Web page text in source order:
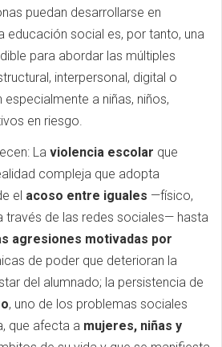
puedan desarrollarse en
educación social es, por tanto, una
para abordar las múltiples
interpersonal, digital o
a niñas, niños,
en riesgo.
La violencia escolar que
compleja que adopta
el acoso entre iguales —físico,
través de las redes sociales— hasta
agresiones motivadas por
de poder que deterioran la
del alumnado; la persistencia de
, uno de los problemas sociales
que afecta a mujeres, niñas y